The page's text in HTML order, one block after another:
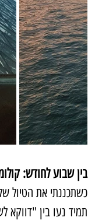
בין שבוע לחודש:
כשתכננתי את הטיול
תמיד נעו בין